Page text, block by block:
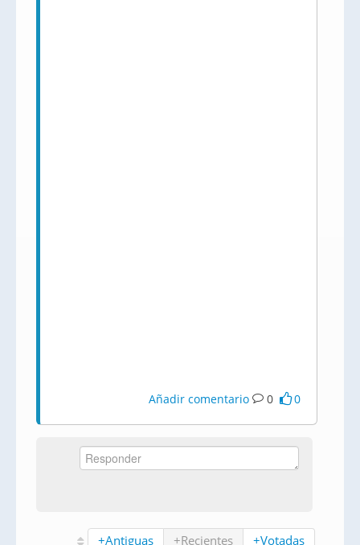
Añadir comentario 0 0
+Antiguas +Recientes +Votadas